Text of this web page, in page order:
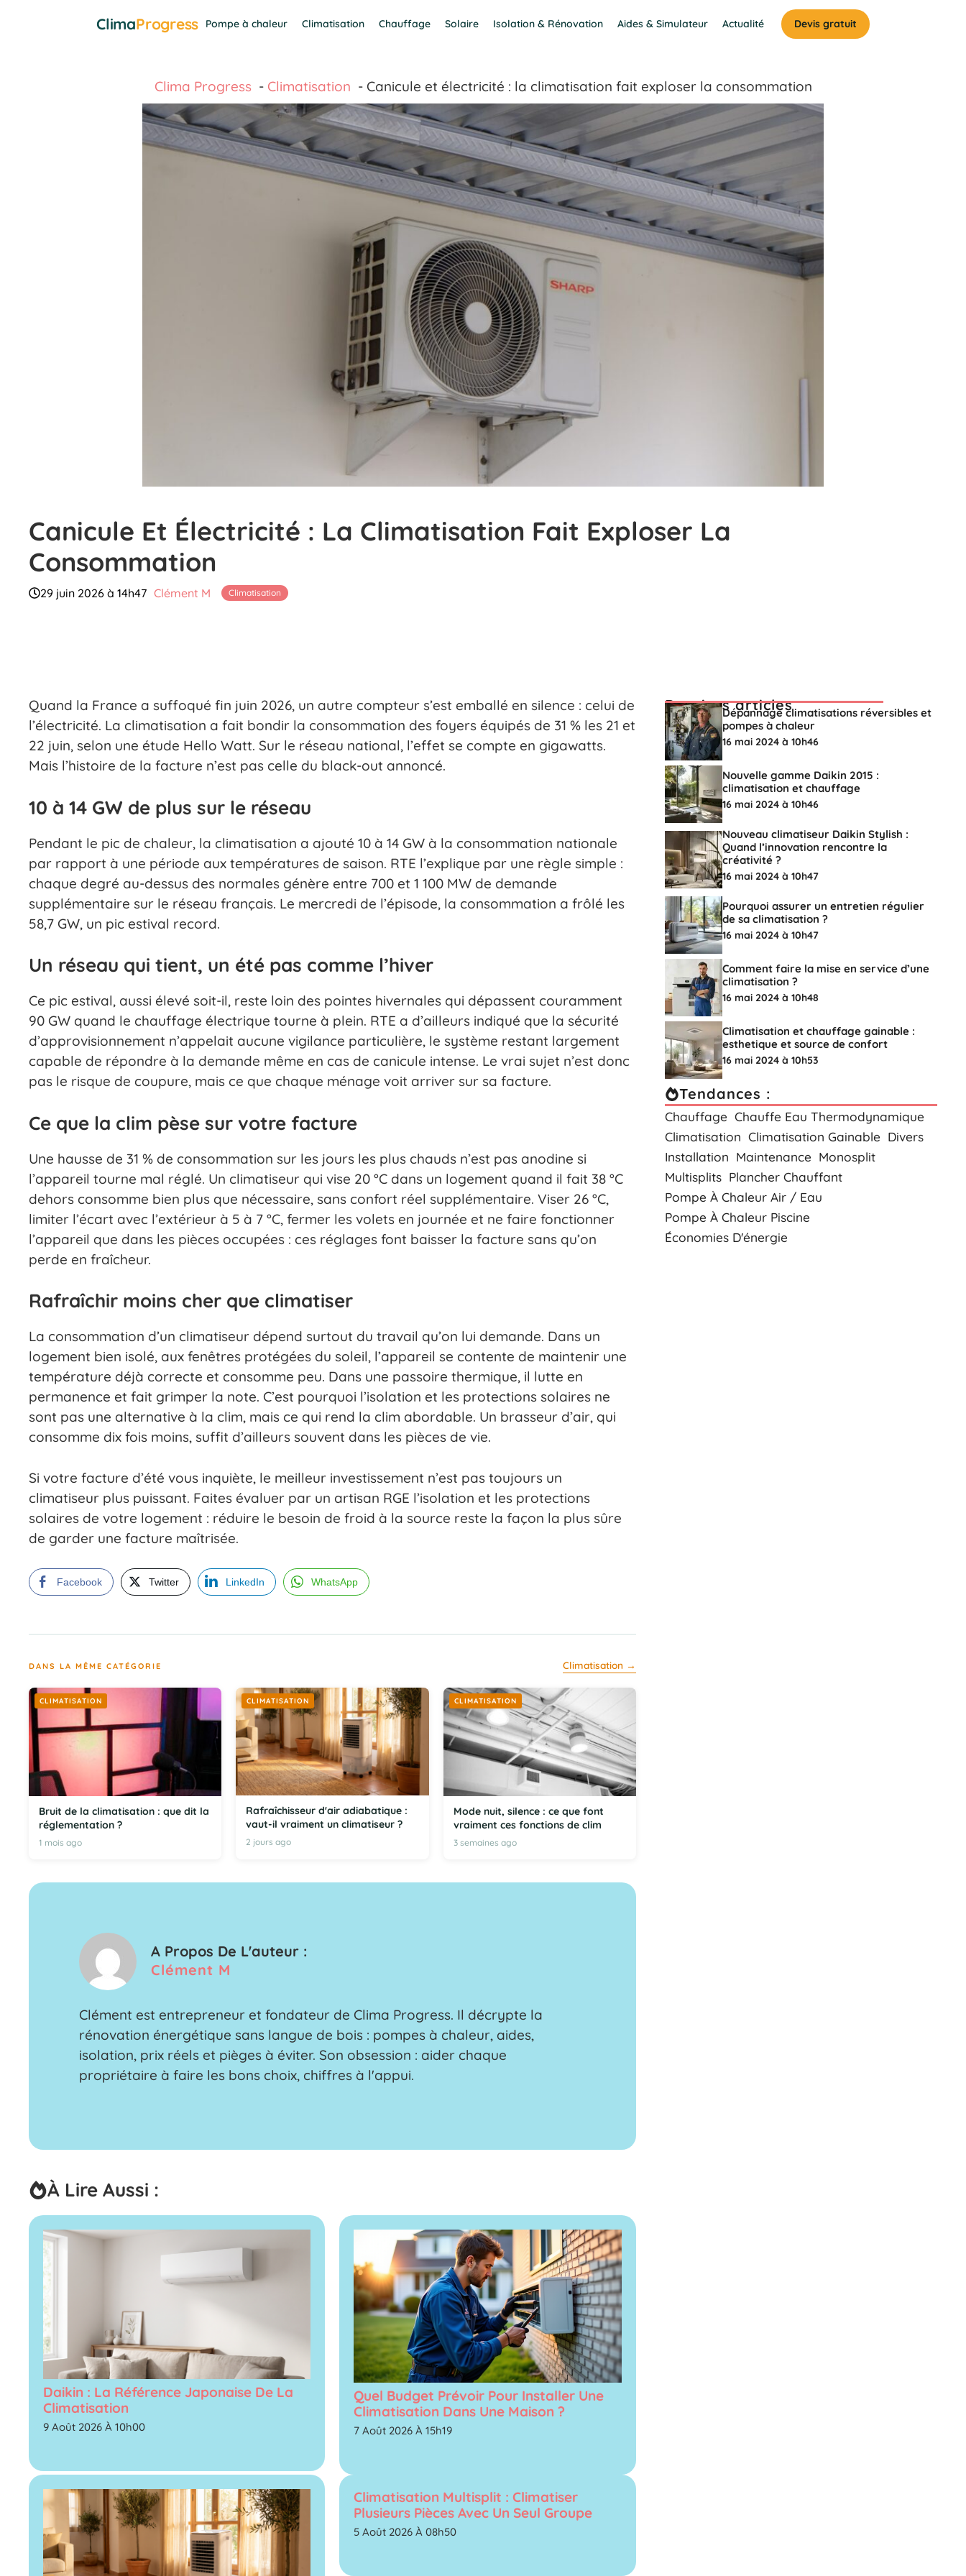
ClimaProgress Pompe à chaleur Climatisation Chauffage Solaire Isolation & Rénovation Aides & Simulateur Actualité Devis gratuit
Clima Progress Climatisation Canicule et électricité : la climatisation fait exploser la consommation
Canicule Et Électricité : La Climatisation Fait Exploser La
Consommation
29 juin 2026 à 14h47 Clément M Climatisation
Quand la France a suffoqué fin juin 2026, un autre compteur s’est emballé en silence : celui de
l’électricité. La climatisation a fait bondir la consommation des foyers équipés de 31 % les 21 et
22 juin, selon une étude Hello Watt. Sur le réseau national, l’effet se compte en gigawatts.
Mais l’histoire de la facture n’est pas celle du black-out annoncé.
10 à 14 GW de plus sur le réseau
Pendant le pic de chaleur, la climatisation a ajouté 10 à 14 GW à la consommation nationale
par rapport à une période aux températures de saison. RTE l’explique par une règle simple :
chaque degré au-dessus des normales génère entre 700 et 1 100 MW de demande
supplémentaire sur le réseau français. Le mercredi de l’épisode, la consommation a frôlé les
58,7 GW, un pic estival record.
Un réseau qui tient, un été pas comme l’hiver
Ce pic estival, aussi élevé soit-il, reste loin des pointes hivernales qui dépassent couramment
90 GW quand le chauffage électrique tourne à plein. RTE a d’ailleurs indiqué que la sécurité
d’approvisionnement n’appelait aucune vigilance particulière, le système restant largement
capable de répondre à la demande même en cas de canicule intense. Le vrai sujet n’est donc
pas le risque de coupure, mais ce que chaque ménage voit arriver sur sa facture.
Ce que la clim pèse sur votre facture
Une hausse de 31 % de consommation sur les jours les plus chauds n’est pas anodine si
l’appareil tourne mal réglé. Un climatiseur qui vise 20 °C dans un logement quand il fait 38 °C
dehors consomme bien plus que nécessaire, sans confort réel supplémentaire. Viser 26 °C,
limiter l’écart avec l’extérieur à 5 à 7 °C, fermer les volets en journée et ne faire fonctionner
l’appareil que dans les pièces occupées : ces réglages font baisser la facture sans qu’on
perde en fraîcheur.
Rafraîchir moins cher que climatiser
La consommation d’un climatiseur dépend surtout du travail qu’on lui demande. Dans un
logement bien isolé, aux fenêtres protégées du soleil, l’appareil se contente de maintenir une
température déjà correcte et consomme peu. Dans une passoire thermique, il lutte en
permanence et fait grimper la note. C’est pourquoi l’isolation et les protections solaires ne
sont pas une alternative à la clim, mais ce qui rend la clim abordable. Un brasseur d’air, qui
consomme dix fois moins, suffit d’ailleurs souvent dans les pièces de vie.
Si votre facture d’été vous inquiète, le meilleur investissement n’est pas toujours un
climatiseur plus puissant. Faites évaluer par un artisan RGE l’isolation et les protections
solaires de votre logement : réduire le besoin de froid à la source reste la façon la plus sûre
de garder une facture maîtrisée.
Facebook Twitter LinkedIn WhatsApp
DANS LA MÊME CATÉGORIE Climatisation →
CLIMATISATION
Bruit de la climatisation : que dit la
réglementation ?
1 mois ago
CLIMATISATION
Rafraîchisseur d'air adiabatique :
vaut-il vraiment un climatiseur ?
2 jours ago
CLIMATISATION
Mode nuit, silence : ce que font
vraiment ces fonctions de clim
3 semaines ago
A Propos De L'auteur :
Clément M
Clément est entrepreneur et fondateur de Clima Progress. Il décrypte la
rénovation énergétique sans langue de bois : pompes à chaleur, aides,
isolation, prix réels et pièges à éviter. Son obsession : aider chaque
propriétaire à faire les bons choix, chiffres à l'appui.
À Lire Aussi :
Daikin : La Référence Japonaise De La
Climatisation
9 Août 2026 À 10h00
Quel Budget Prévoir Pour Installer Une
Climatisation Dans Une Maison ?
7 Août 2026 À 15h19
Climatisation Multisplit : Climatiser
Plusieurs Pièces Avec Un Seul Groupe
5 Août 2026 À 08h50
Derniers articles
Dépannage climatisations réversibles et
pompes à chaleur
16 mai 2024 à 10h46
Nouvelle gamme Daikin 2015 :
climatisation et chauffage
16 mai 2024 à 10h46
Nouveau climatiseur Daikin Stylish :
Quand l’innovation rencontre la
créativité ?
16 mai 2024 à 10h47
Pourquoi assurer un entretien régulier
de sa climatisation ?
16 mai 2024 à 10h47
Comment faire la mise en service d’une
climatisation ?
16 mai 2024 à 10h48
Climatisation et chauffage gainable :
esthetique et source de confort
16 mai 2024 à 10h53
Tendances :
Chauffage Chauffe Eau Thermodynamique
Climatisation Climatisation Gainable Divers
Installation Maintenance Monosplit
Multisplits Plancher Chauffant
Pompe À Chaleur Air / Eau
Pompe À Chaleur Piscine
Économies D'énergie